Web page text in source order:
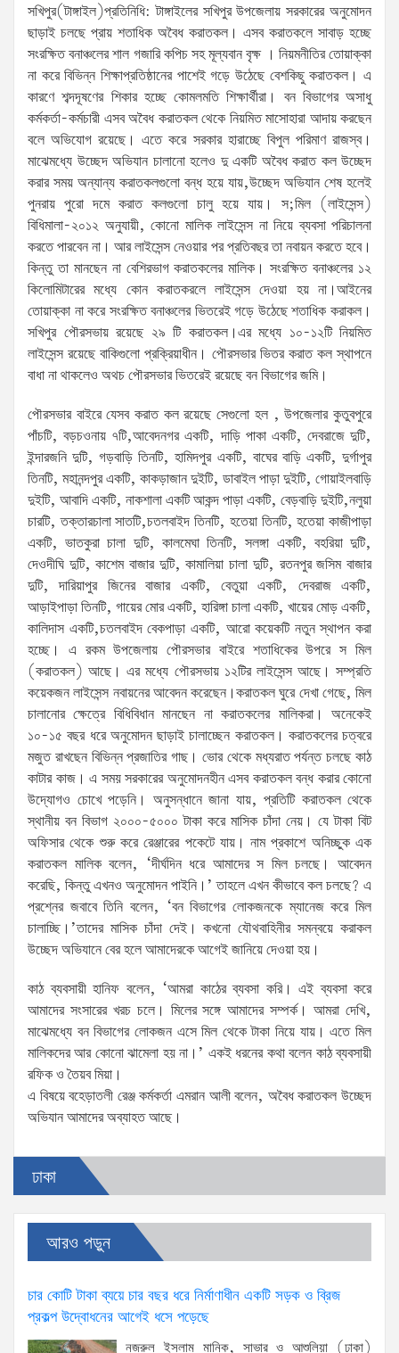
সখিপুর(টাঙ্গাইল)প্রতিনিধি: টাঙ্গাইলের সখিপুর উপজেলায় সরকারের অনুমোদন
ছাড়াই চলছে প্রায় শতাধিক অবৈধ করাতকল। এসব করাতকলে সাবাড় হচ্ছে
সংরক্ষিত বনাঞ্চলের শাল গজারি কপিচ সহ মূল্যবান বৃক্ষ । নিয়মনীতির তোয়াক্কা
না করে বিভিন্ন শিক্ষাপ্রতিষ্ঠানের পাশেই গড়ে উঠেছে বেশকিছু করাতকল। এ
কারণে শব্দদূষণের শিকার হচ্ছে কোমলমতি শিক্ষার্থীরা। বন বিভাগের অসাধু
কর্মকর্তা-কর্মচারী এসব অবৈধ করাতকল থেকে নিয়মিত মাসোহারা আদায় করছেন
বলে অভিযোগ রয়েছে। এতে করে সরকার হারাচ্ছে বিপুল পরিমাণ রাজস্ব।
মাঝেমধ্যে উচ্ছেদ অভিযান চালানো হলেও দু একটি অবৈধ করাত কল উচ্ছেদ
করার সময় অন্যান্য করাতকলগুলো বন্ধ হয়ে যায়,উচ্ছেদ অভিযান শেষ হলেই
পুনরায় পুরো দমে করাত কলগুলো চালু হয়ে যায়। স;মিল (লাইসেন্স)
বিধিমালা-২০১২ অনুযায়ী, কোনো মালিক লাইসেন্স না নিয়ে ব্যবসা পরিচালনা
করতে পারবেন না। আর লাইসেন্স নেওয়ার পর প্রতিবছর তা নবায়ন করতে হবে।
কিন্তু তা মানছেন না বেশিরভাগ করাতকলের মালিক। সংরক্ষিত বনাঞ্চলের ১২
কিলোমিটারের মধ্যে কোন করাতকরলে লাইসেন্স দেওয়া হয় না।আইনের
তোয়াক্কা না করে সংরক্ষিত বনাঞ্চলের ভিতরেই গড়ে উঠেছে শতাধিক করাকল।
সখিপুর পৌরসভায় রয়েছে ২৯ টি করাতকল।এর মধ্যে ১০-১২টি নিয়মিত
লাইসেন্স রয়েছে বাকিগুলো প্রক্রিয়াধীন। পৌরসভার ভিতর করাত কল স্থাপনে
বাধা না থাকলেও অথচ পৌরসভার ভিতরেই রয়েছে বন বিভাগের জমি।
পৌরসভার বাইরে যেসব করাত কল রয়েছে সেগুলো হল , উপজেলার কুতুবপুরে
পাঁচটি, বড়চওনায় ৭টি,আবেদনগর একটি, দাড়ি পাকা একটি, দেবরাজে দুটি,
ইন্দারজনি দুটি, গড়বাড়ি তিনটি, হামিদপুর একটি, বাঘের বাড়ি একটি, দুর্গাপুর
তিনটি, মহানন্দপুর একটি, কাকড়াজান দুইটি, ডাবাইল পাড়া দুইটি, গোয়াইলবাড়ি
দুইটি, আবাদি একটি, নাকশালা একটি আকন্দ পাড়া একটি, বেড়বাড়ি দুইটি,নলুয়া
চারটি, তক্তারচালা সাতটি,চতলবাইদ তিনটি, হতেয়া তিনটি, হতেয়া কাজীপাড়া
একটি, ভাতকুরা চালা দুটি, কালমেঘা তিনটি, সলঙ্গা একটি, বহরিয়া দুটি,
দেওদীঘি দুটি, কাশেম বাজার দুটি, কামালিয়া চালা দুটি, রতনপুর জসিম বাজার
দুটি, দারিয়াপুর জিনের বাজার একটি, বেতুয়া একটি, দেবরাজ একটি,
আড়াইপাড়া তিনটি, গায়ের মোর একটি, হারিঙ্গা চালা একটি, খায়ের মোড় একটি,
কালিদাস একটি,চতলবাইদ বেকপাড়া একটি, আরো কয়েকটি নতুন স্থাপন করা
হচ্ছে। এ রকম উপজেলায় পৌরসভার বাইরে শতাধিকের উপরে স মিল
(করাতকল) আছে। এর মধ্যে পৌরসভায় ১২টির লাইসেন্স আছে। সম্প্রতি
কয়েকজন লাইসেন্স নবায়নের আবেদন করেছেন।করাতকল ঘুরে দেখা গেছে, মিল
চালানোর ক্ষেত্রে বিধিবিধান মানছেন না করাতকলের মালিকরা। অনেকেই
১০-১৫ বছর ধরে অনুমোদন ছাড়াই চালাচ্ছেন করাতকল। করাতকলের চত্বরে
মজুত রাখছেন বিভিন্ন প্রজাতির গাছ। ভোর থেকে মধ্যরাত পর্যন্ত চলছে কাঠ
কাটার কাজ। এ সময় সরকারের অনুমোদনহীন এসব করাতকল বন্ধ করার কোনো
উদ্যোগও চোখে পড়েনি। অনুসন্ধানে জানা যায়, প্রতিটি করাতকল থেকে
স্থানীয় বন বিভাগ ২০০০-৫০০০ টাকা করে মাসিক চাঁদা নেয়। যে টাকা বিট
অফিসার থেকে শুরু করে রেঞ্জারের পকেটে যায়। নাম প্রকাশে অনিচ্ছুক এক
করাতকল মালিক বলেন, ‘দীর্ঘদিন ধরে আমাদের স মিল চলছে। আবেদন
করেছি, কিন্তু এখনও অনুমোদন পাইনি।’ তাহলে এখন কীভাবে কল চলছে? এ
প্রশ্নের জবাবে তিনি বলেন, ‘বন বিভাগের লোকজনকে ম্যানেজ করে মিল
চালাচ্ছি।’তাদের মাসিক চাঁদা দেই। কখনো যৌথবাহিনীর সমন্বয়ে করাকল
উচ্ছেদ অভিযানে বের হলে আমাদেরকে আগেই জানিয়ে দেওয়া হয়।
কাঠ ব্যবসায়ী হানিফ বলেন, ‘আমরা কাঠের ব্যবসা করি। এই ব্যবসা করে
আমাদের সংসারের খরচ চলে। মিলের সঙ্গে আমাদের সম্পর্ক। আমরা দেখি,
মাঝেমধ্যে বন বিভাগের লোকজন এসে মিল থেকে টাকা নিয়ে যায়। এতে মিল
মালিকদের আর কোনো ঝামেলা হয় না।’ একই ধরনের কথা বলেন কাঠ ব্যবসায়ী
রফিক ও তৈয়ব মিয়া।
এ বিষয়ে বহেড়াতলী রেঞ্জ কর্মকর্তা এমরান আলী বলেন, অবৈধ করাতকল উচ্ছেদ
অভিযান আমাদের অব্যাহত আছে।
ঢাকা
আরও পড়ুন
চার কোটি টাকা ব্যয়ে চার বছর ধরে নির্মাণাধীন একটি সড়ক ও ব্রিজ
প্রকল্প উদ্বোধনের আগেই ধসে পড়েছে
নজরুল ইসলাম মানিক, সাভার ও আশুলিয়া (ঢাকা)